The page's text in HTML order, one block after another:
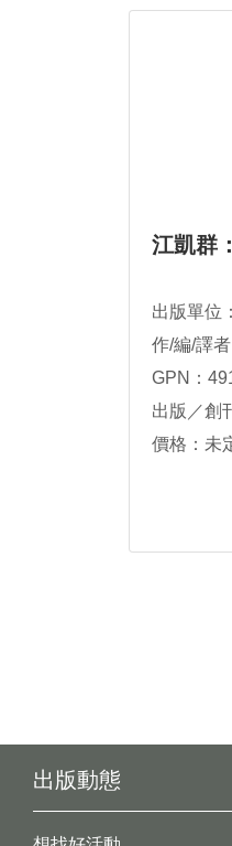
江凱群
出版單位：
作/編/譯
GPN：
出版／創
價格：未
出版動態